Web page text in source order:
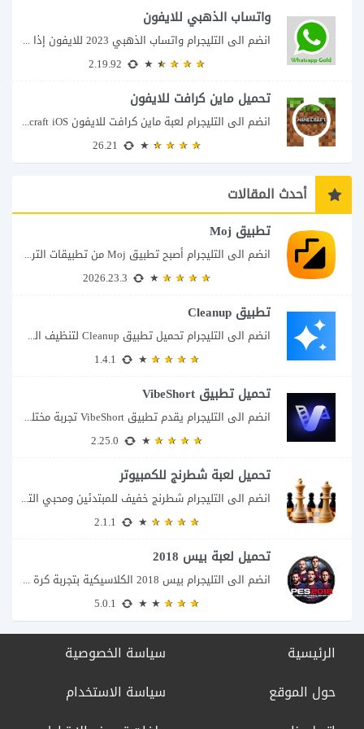
واتساب الذهبي للايفون
انضم الى التليجرام واتساب الذهبي 2023 للايفون إذا كنت تبحث عن واتساب الذهبي للايفون...
تحميل ماين كرافت للايفون
انضم الى التليجرام لعبة ماين كرافت للايفون Minecraft iOS تُعد لعبة Minecraft واحدة من...
أحدث المقالات
تطبيق Moj
انضم الى التليجرام أصبح تطبيق Moj من تطبيقات الترفيه التي تجمع أكثر من تجربة...
تطبيق Cleanup
انضم الى التليجرام تحميل تطبيق Cleanup لتنظيف الهاتف تتحول الصور المتشابهة ولقطات الشاشة ومقاطع...
تحميل تطبيق VibeShort
انضم الى التليجرام يقدم تطبيق VibeShort تجربة مختلفة لعشاق القصص القصيرة، فهو لا يعتمد...
تحميل لعبة شطرنج للكمبيوتر
انضم الى التليجرام شطرنج خفيف للمبتدئين ومحبي التحدي إذا كنت تبحث عن لعبة شطرنج...
تحميل لعبة بيس 2018
انضم الى التليجرام بيس 2018 الكلاسيكية بتجربة كرة قدم واقعية تعد لعبة PES 2018...
الرئيسية
حول الموقع
سياسة الخصوصية
سياسة الاستخدام